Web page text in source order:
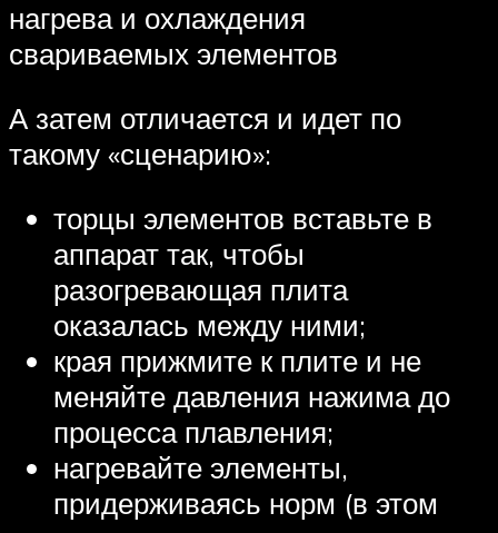
нагрева и охлаждения
свариваемых элементов
А затем отличается и идет по
такому «сценарию»:
торцы элементов вставьте в
аппарат так, чтобы
разогревающая плита
оказалась между ними;
края прижмите к плите и не
меняйте давления нажима до
процесса плавления;
нагревайте элементы,
придерживаясь норм (в этом